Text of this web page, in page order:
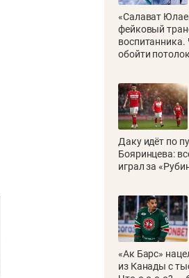
«Салават
фейковый
обойти
Даку идёт по
Бояринцева:
играл за
«Ак Барс»
из Канады с